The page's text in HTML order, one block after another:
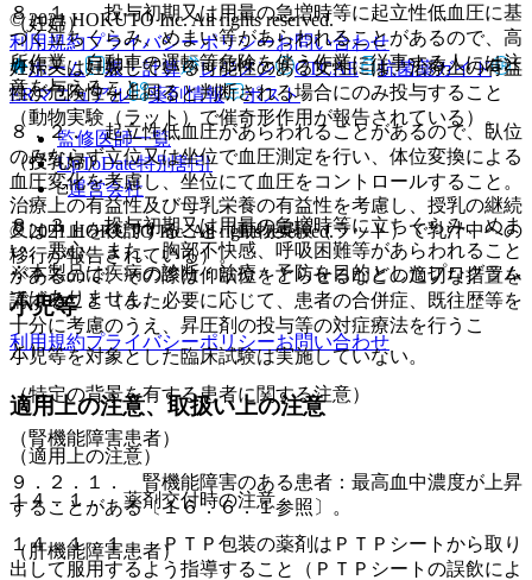
（妊婦）
妊婦又は妊娠している可能性のある女性には、治療上の有益
性が危険性を上回ると判断される場合にのみ投与すること
（動物実験（ラット）で催奇形作用が報告されている）。
（授乳婦）
治療上の有益性及び母乳栄養の有益性を考慮し、授乳の継続
又は中止を検討すること（動物実験（ラット）で乳汁中への
移行が報告されている）。
小児等
小児等を対象とした臨床試験は実施していない。
適用上の注意、取扱い上の注意
（適用上の注意）
１４．１． 薬剤交付時の注意
１４．１．１． ＰＴＰ包装の薬剤はＰＴＰシートから取り
出して服用するよう指導すること（ＰＴＰシートの誤飲によ
８．１． 投与初期又は用量の急増時等に起立性低血圧に基
づく立ちくらみ、めまい等があらわれることがあるので、高
所作業、自動車の運転等危険を伴う作業に従事する人には注
意を与えること。
８．２． 起立性低血圧があらわれることがあるので、臥位
のみならず立位又は坐位で血圧測定を行い、体位変換による
血圧変化を考慮し、坐位にて血圧をコントロールすること。
８．３． 投与初期又は用量の急増時等に立ちくらみ、めま
い、悪心、また、胸部不快感、呼吸困難等があらわれること
があるので、その際は仰臥位をとらせるなどの適切な措置を
講ずること（また必要に応じて、患者の合併症、既往歴等を
十分に考慮のうえ、昇圧剤の投与等の対症療法を行うこ
と）。
（特定の背景を有する患者に関する注意）
（腎機能障害患者）
９．２．１． 腎機能障害のある患者：最高血中濃度が上昇
することがある〔１６．６．１参照〕。
（肝機能障害患者）
© 2021 HOKUTO Inc. All rights reserved.
利用規約プライバシーポリシーお問い合わせ
ホーム
表・計算 レジメン CTCAE
抗菌薬ガイド
ERマニュアル
薬剤情報 ポスト
監修医師一覧
UpToDate特別割引
運営会社
© 2021 HOKUTO Inc. All rights reserved.
※本製品は疾病の診断・治療・予防を目的としたプログラム
ではありません。
利用規約プライバシーポリシーお問い合わせ